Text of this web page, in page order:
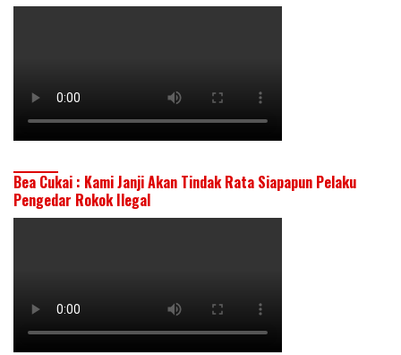
Bea Cukai : Kami Janji Akan Tindak Rata Siapapun Pelaku
Pengedar Rokok Ilegal